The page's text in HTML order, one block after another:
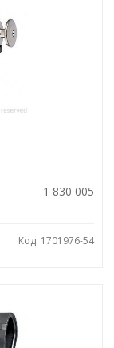
1 830 005
Код: 1701976-54